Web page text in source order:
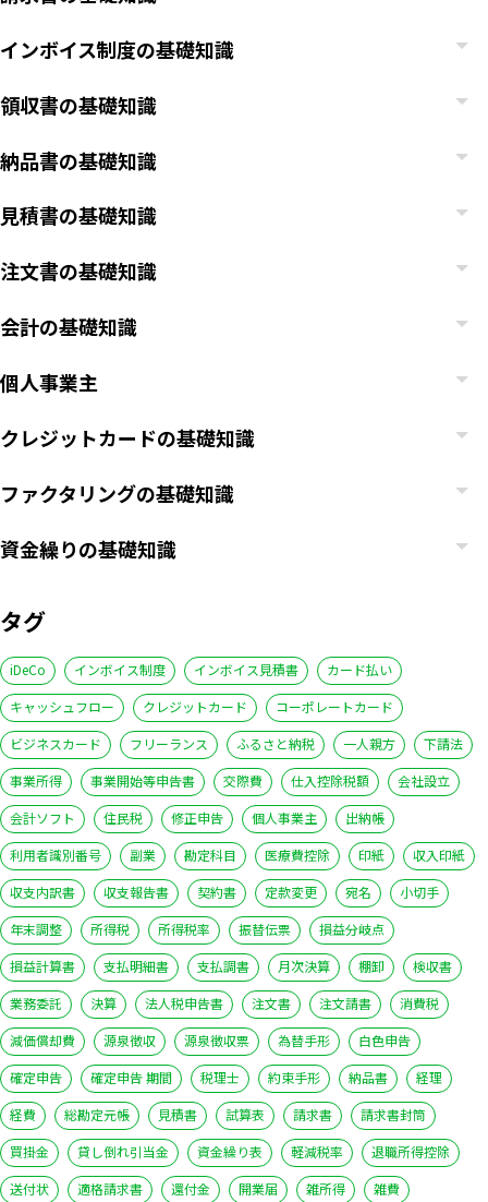
インボイス制度の基礎知識
領収書の基礎知識
納品書の基礎知識
見積書の基礎知識
注文書の基礎知識
会計の基礎知識
個人事業主
クレジットカードの基礎知識
ファクタリングの基礎知識
資金繰りの基礎知識
タグ
iDeCo インボイス制度 インボイス見積書
カード払い
キャッシュフロー
クレジットカード
コーポレートカード
ビジネスカード
フリーランス ふるさと納税 一人親方
下請法
事業所得
事業開始等申告書 交際費 仕入控除税額
会社設立
会計ソフト
住民税 修正申告 個人事業主
出納帳
利用者識別番号
副業 勘定科目 医療費控除 印紙
収入印紙
収支内訳書
収支報告書 契約書 定款変更 宛名
小切手
年末調整
所得税 所得税率 振替伝票
損益分岐点
損益計算書
支払明細書 支払調書 月次決算 棚卸
検収書
業務委託
決算 法人税申告書 注文書 注文請書
消費税
減価償却費
源泉徴収 源泉徴収票 為替手形
白色申告
確定申告
確定申告 期間 税理士 約束手形 納品書
経理
経費
総勘定元帳 見積書 試算表 請求書
請求書封筒
買掛金
貸し倒れ引当金 資金繰り表 軽減税率
退職所得控除
送付状
適格請求書 還付金 開業届 雑所得
雑費